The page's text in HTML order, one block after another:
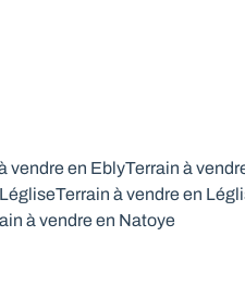
vendre en EblyTerrain à
Terrain à vendre en
à vendre en Natoye